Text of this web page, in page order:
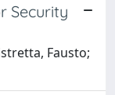
Security
Fausto;